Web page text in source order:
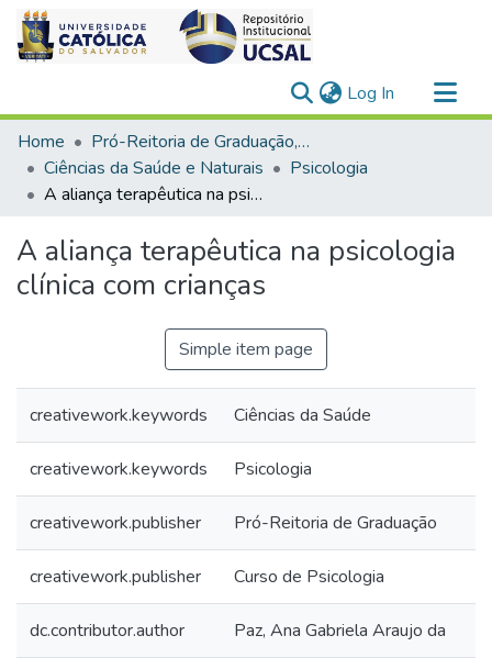
Log In (current)
Communities & Collections
All of DSpace
Statistics
Home
Pró-Reitoria de Graduação, Extensão e Ação Comunitária
Ciências da Saúde e Naturais
Psicologia
A aliança terapêutica na psicologia clínica com crianças
A aliança terapêutica na psicologia
clínica com crianças
Simple item page
creativework.keywords Ciências da Saúde
creativework.keywords Psicologia
creativework.publisher Pró-Reitoria de Graduação
creativework.publisher Curso de Psicologia
dc.contributor.author Paz, Ana Gabriela Araujo da